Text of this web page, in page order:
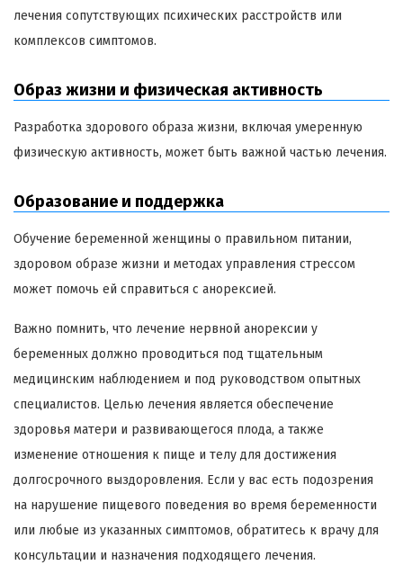
лечения сопутствующих психических расстройств или
комплексов симптомов.
Образ жизни и физическая активность
Разработка здорового образа жизни, включая умеренную
физическую активность, может быть важной частью лечения.
Образование и поддержка
Обучение беременной женщины о правильном питании,
здоровом образе жизни и методах управления стрессом
может помочь ей справиться с анорексией.
Важно помнить, что лечение нервной анорексии у
беременных должно проводиться под тщательным
медицинским наблюдением и под руководством опытных
специалистов. Целью лечения является обеспечение
здоровья матери и развивающегося плода, а также
изменение отношения к пище и телу для достижения
долгосрочного выздоровления. Если у вас есть подозрения
на нарушение пищевого поведения во время беременности
или любые из указанных симптомов, обратитесь к врачу для
консультации и назначения подходящего лечения.